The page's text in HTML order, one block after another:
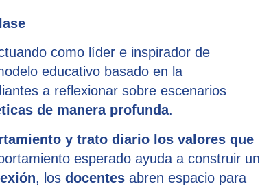
como líder e inspirador de
educativo basado en la
a reflexionar sobre escenarios
de manera profunda.
y trato diario los valores que
esperado ayuda a construir un
, los docentes abren espacio para